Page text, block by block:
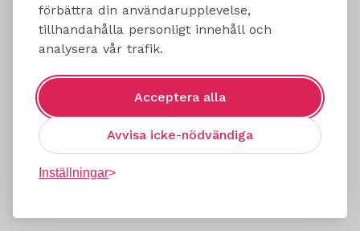
förbättra din användarupplevelse,
tillhandahålla personligt innehåll och
analysera vår trafik.
Acceptera alla
Avvisa icke-nödvändiga
Inställningar